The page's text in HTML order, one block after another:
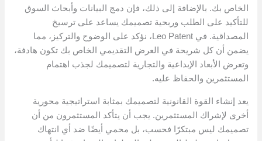
الخاص بك. بالإضافة إلى ذلك، فإن دمج البيانات وأبحاث السوق
للتأكيد على الطلب وربحية تصميمك يساعد على ترسيخ
المصداقية. في Leo Patent، نؤكد على الوضوح والتركيز، مما
يضمن أن كل شريحة في العرض التقديمي الخاص بك تكون هادفة،
وتعرض الأبعاد الإبداعية والتجارية لتصميمك لجذب اهتمام
المستثمرين والحفاظ عليه.
يعد إنشاء القوة القانونية لتصميمك بمثابة استراتيجية محورية
أخرى لإشراك المستثمرين. يجب أن يتأكد المستثمرون من أن
تصميمك ليس مبتكرًا فحسب، بل محمي أيضًا ضد أي انتهاك